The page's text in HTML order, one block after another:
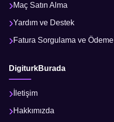
Maç Satın Alma
Yardım ve Destek
Fatura Sorgulama ve Ödeme
DigiturkBurada
İletişim
Hakkımızda